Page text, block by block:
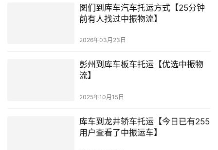
图们到库车汽车托运方式【25分钟
前有人找过中振物流】
2026年03月23日
彭州到库车板车托运【优选中振物
流】
2025年10月15日
库车到龙井轿车托运【今日已有255
用户查看了中振运车】